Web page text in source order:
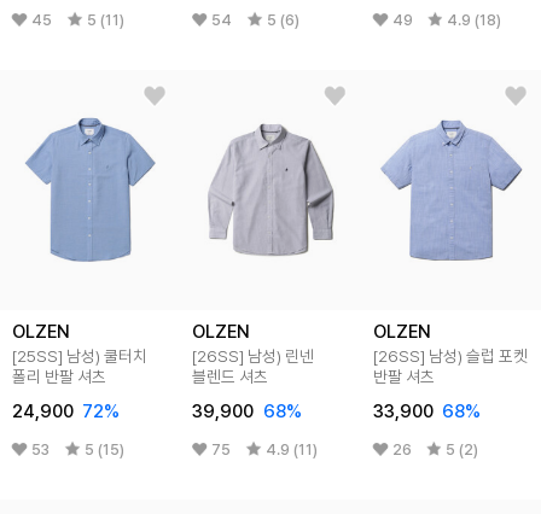
45 5 (11) 54 5 (6) 49 4.9 (18)
OLZEN
[25SS] 남성) 쿨터치
폴리 반팔 셔츠
24,900 72%
53 5 (15)
OLZEN
[26SS] 남성) 린넨
블렌드 셔츠
39,900 68%
75 4.9 (11)
OLZEN
[26SS] 남성) 슬럽 포켓
반팔 셔츠
33,900 68%
26 5 (2)